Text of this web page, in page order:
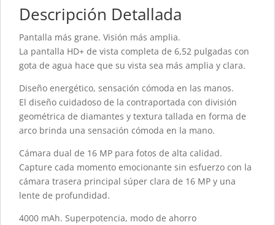
Descripción Detallada
Pantalla más grane. Visión más amplia.
La pantalla HD+ de vista completa de 6,52 pulgadas con
gota de agua hace que su vista sea más amplia y clara.
Diseño energético, sensación cómoda en las manos.
El diseño cuidadoso de la contraportada con división
geométrica de diamantes y textura tallada en forma de
arco brinda una sensación cómoda en la mano.
Cámara dual de 16 MP para fotos de alta calidad.
Capture cada momento emocionante sin esfuerzo con la
cámara trasera principal súper clara de 16 MP y una
lente de profundidad.
4000 mAh. Superpotencia, modo de ahorro